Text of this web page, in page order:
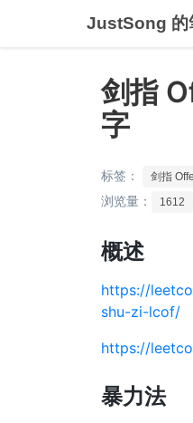
JustSong 的
剑指
字
标签： 剑指
浏览量： 1612
概述
https://
shu-zi-lcof/
https://
暴力法